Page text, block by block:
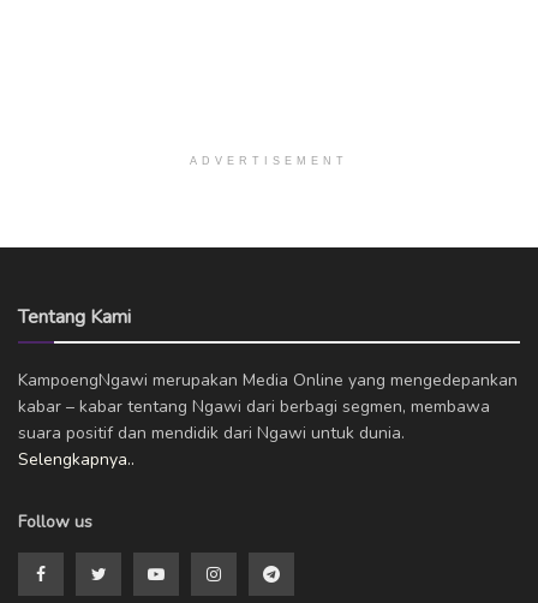
ADVERTISEMENT
Tentang Kami
KampoengNgawi merupakan Media Online yang mengedepankan
kabar – kabar tentang Ngawi dari berbagi segmen, membawa
suara positif dan mendidik dari Ngawi untuk dunia.
Selengkapnya..
Follow us